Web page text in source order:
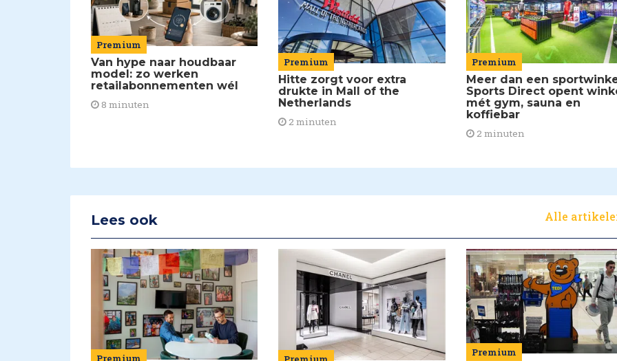
Premium
Van hype naar houdbaar
model: zo werken
retailabonnementen wél
8 minuten
Premium
Hitte zorgt voor extra
drukte in Mall of the
Netherlands
2 minuten
Premium
Meer dan een
Sports Direct opent
mét gym, sauna en
koffiebar
2 minuten
Lees ook Alle
Premium